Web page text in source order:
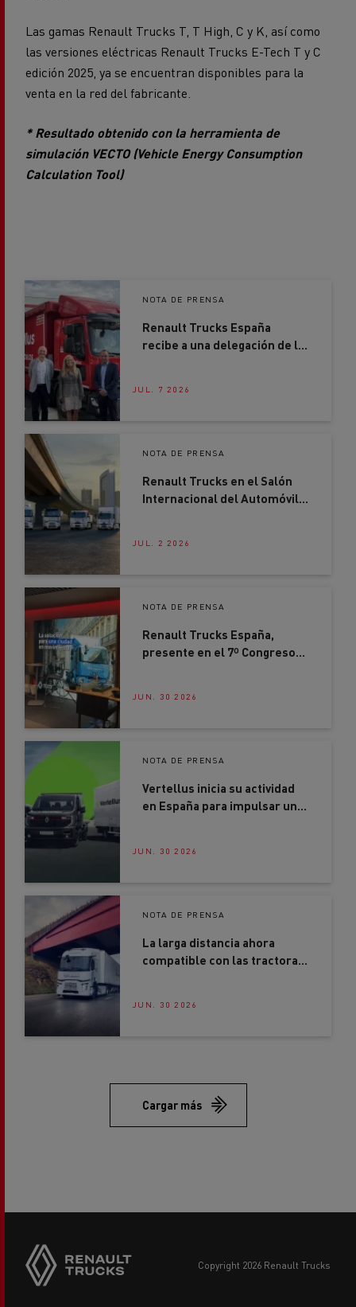
Las gamas Renault Trucks T, T High, C y K, así como
las versiones eléctricas Renault Trucks E-Tech T y C
edición 2025, ya se encuentran disponibles para la
venta en la red del fabricante.
* Resultado obtenido con la herramienta de
simulación VECTO (Vehicle Energy Consumption
Calculation Tool)
NOTA DE PRENSA
Renault Trucks España
recibe a una delegación de la
JUL. 7 2026
NOTA DE PRENSA
Renault Trucks en el Salón
Internacional del Automóvil
descarbonización del
JUL. 2 2026
NOTA DE PRENSA
Renault Trucks España,
presente en el 7º Congreso
JUN. 30 2026
NOTA DE PRENSA
Vertellus inicia su actividad
en España para impulsar una
JUN. 30 2026
NOTA DE PRENSA
La larga distancia ahora
compatible con las tractoras
JUN. 30 2026
Cargar más
copyright 2026 Renault Trucks